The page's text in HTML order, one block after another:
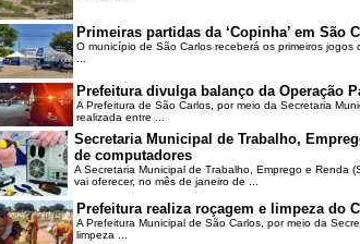
Primeiras partidas da ‘Copinha’ em São
O município de São Carlos receberá os primeiros
Prefeitura divulga balanço da Operação
A Prefeitura de São Carlos, por meio da Secretaria
realizada entre ...
Secretaria Municipal de Trabalho,
de computadores
A Secretaria Municipal de Trabalho, Emprego e Renda
vai oferecer, no mês de janeiro de ...
Prefeitura realiza roçagem e limpeza do
A Prefeitura Municipal de São Carlos, por meio da
limpeza ...